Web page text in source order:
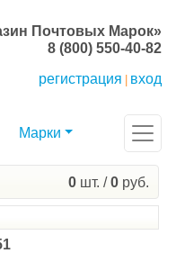
Почтовых Марок»
8 (800) 550-40-82
регистрация
вход
Марки
0 шт. /0 руб.